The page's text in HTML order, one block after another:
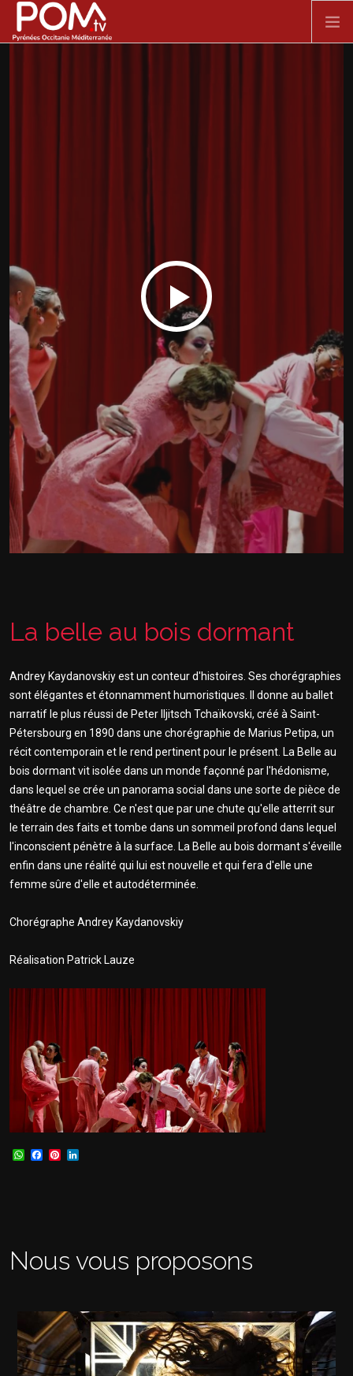
La belle au bois dormant
Andrey Kaydanovskiy est un conteur d'histoires. Ses chorégraphies
sont élégantes et étonnamment humoristiques. Il donne au ballet
narratif le plus réussi de Peter Iljitsch Tchaïkovski, créé à Saint-
Pétersbourg en 1890 dans une chorégraphie de Marius Petipa, un
récit contemporain et le rend pertinent pour le présent. La Belle au
bois dormant vit isolée dans un monde façonné par l'hédonisme,
dans lequel se crée un panorama social dans une sorte de pièce de
théâtre de chambre. Ce n'est que par une chute qu'elle atterrit sur
le terrain des faits et tombe dans un sommeil profond dans lequel
l'inconscient pénètre à la surface. La Belle au bois dormant s'éveille
enfin dans une réalité qui lui est nouvelle et qui fera d'elle une
femme sûre d'elle et autodéterminée.
Chorégraphe Andrey Kaydanovskiy
Réalisation Patrick Lauze
WhatsApp
Facebook
Pinterest
Nous vous proposons